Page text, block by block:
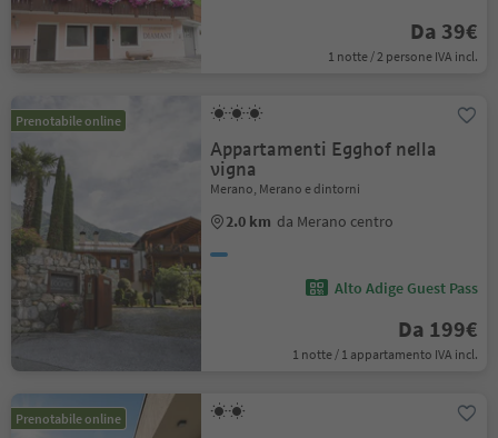
Da 39€
1 notte / 2 persone IVA incl.
Prenotabile online
Appartamenti Egghof nella
vigna
Merano, Merano e dintorni
2.0 km da Merano centro
Alto Adige Guest Pass
Da 199€
1 notte / 1 appartamento IVA incl.
Prenotabile online